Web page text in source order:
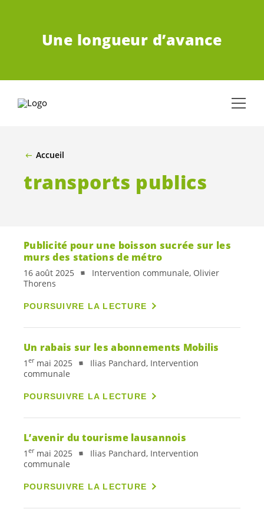
Une longueur d’avance
Accueil
transports publics
Publicité pour une boisson sucrée sur les
murs des stations de métro
16 août 2025
Intervention communale, Olivier
Thorens
POURSUIVRE LA LECTURE
Un rabais sur les abonnements Mobilis
1 ermai 2025
Ilias Panchard, Intervention
communale
POURSUIVRE LA LECTURE
L’avenir du tourisme lausannois
1 ermai 2025
Ilias Panchard, Intervention
communale
POURSUIVRE LA LECTURE